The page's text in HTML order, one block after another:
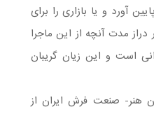
آورد و یا بازاری را برای
مدت آنچه از این ماجرا
است و این زیان گریبان
هنر- صنعت فرش ایران از